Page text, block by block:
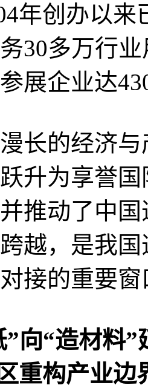
年创办以
30多万行
展企业达
的经济与
升为享誉
推动了中
越，是我
接的重要
”向“造材料”
构产业边